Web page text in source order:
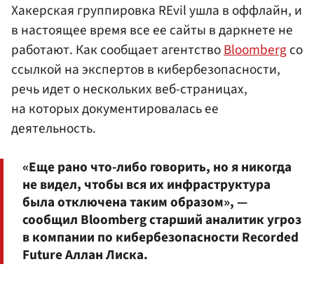
Хакерская группировка REvil ушла в оффлайн, и
в настоящее время все ее сайты в даркнете не
работают. Как сообщает агентствоBloombergсо
ссылкой на экспертов в кибербезопасности,
речь идет о нескольких веб-страницах,
на которых документировалась ее
деятельность.
«Еще рано что-либо говорить, но я никогда
не видел, чтобы вся их инфраструктура
была отключена таким образом», —
сообщил Bloomberg старший аналитик угроз
в компании по кибербезопасности Recorded
Future Аллан Лиска.